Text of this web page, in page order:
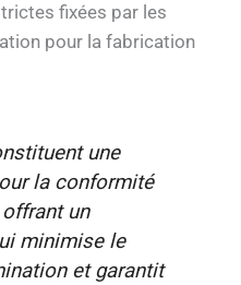
fixées par les
pour la fabrication
une
la conformité
un
minimise le
et garantit